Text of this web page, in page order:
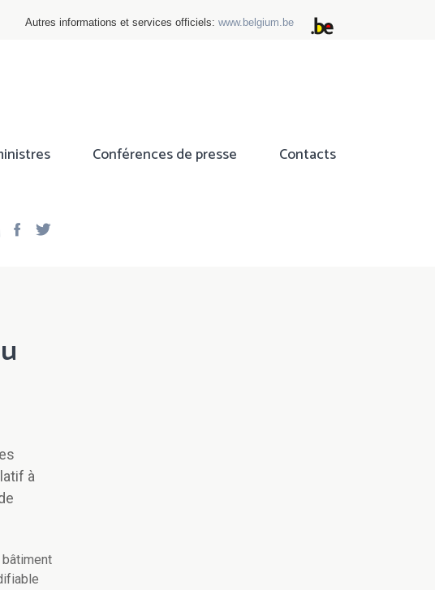
Autres informations et services officiels: www.belgium.be
Conférences de presse Contacts
Facebook
à
bâtiment